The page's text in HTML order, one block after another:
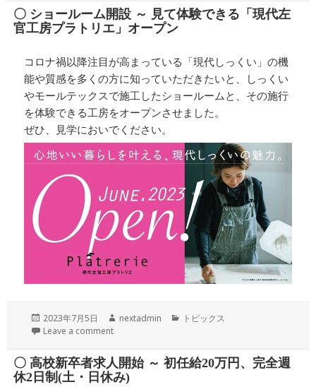
リ
ー
〇 ショールーム開設 ～ 見て体験できる「現代左
官工房プラトリエ」オープン
コロナ禍以降注目が高まっている「現代しっくい」の機
能や質感を多くの方に知っていただきたいと、しっくい
やモールテックスで施工したショールームと、その施行
を体験できる工房をオープンさせました。
ぜひ、見学においでください。
投
稿
2023年7月5日
作
nextadmin
カ
リ
ー
トピックス
Leave a comment
〇 高校新卒者求人開始 ～ 初任給20万円、完全週
休2日制(土・日休み)